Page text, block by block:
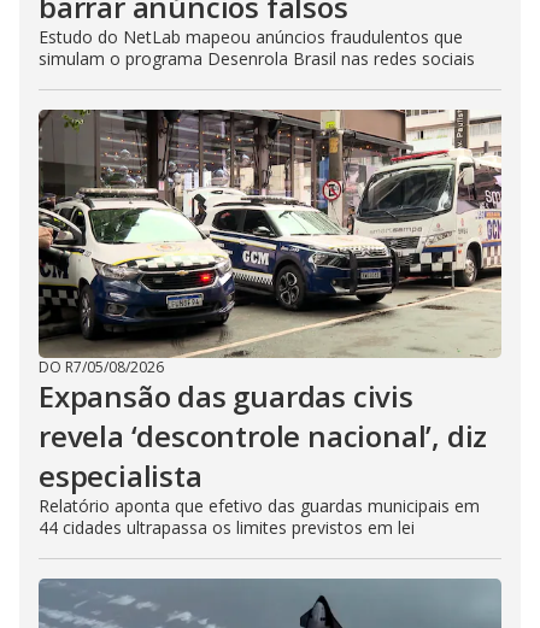
Estudo do NetLab mapeou anúncios fraudulentos que
simulam o programa Desenrola Brasil nas redes sociais
DO R7/05/08/2026
Expansão das guardas civis
revela ‘descontrole nacional’, diz
especialista
Relatório aponta que efetivo das guardas municipais em
44 cidades ultrapassa os limites previstos em lei